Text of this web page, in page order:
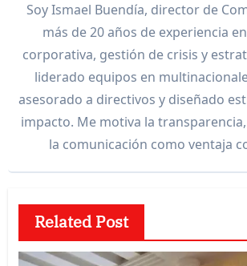
Soy Ismael Buendía, director de
más de 20 años de experiencia
corporativa, gestión de crisis y
liderado equipos en
asesorado a directivos y diseñado
impacto. Me motiva la
la comunicación como ventaja
Related Post